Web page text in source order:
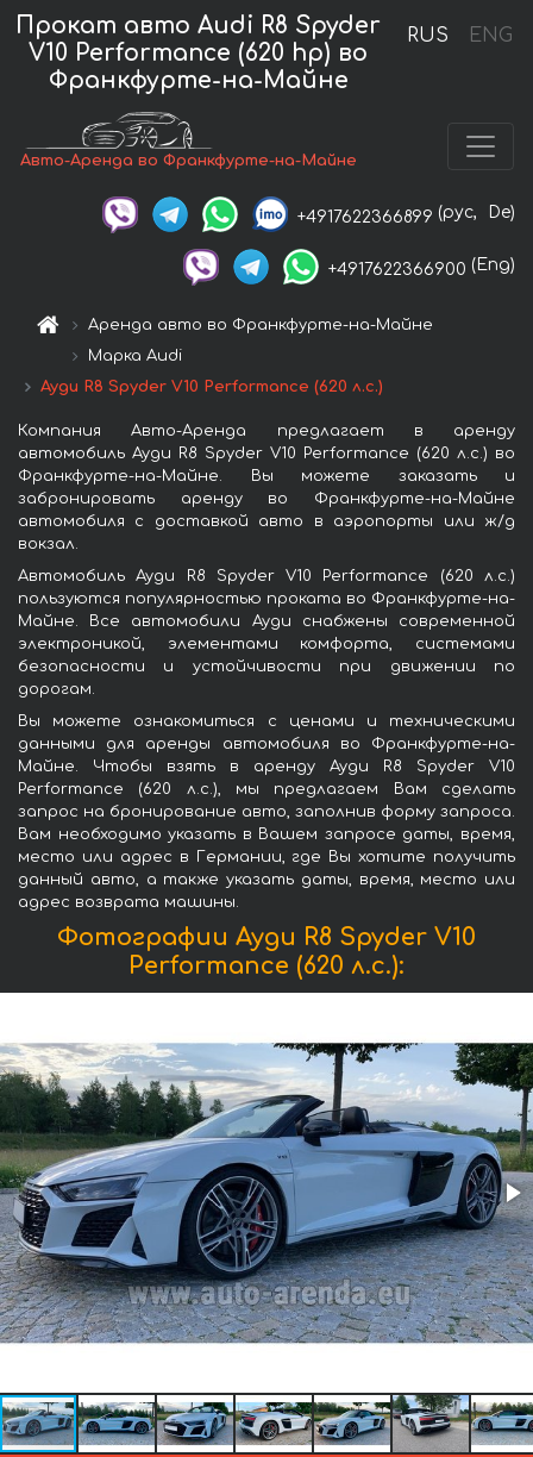
RUS ENG
Прокат авто Audi R8 Spyder
V10 Performance (620 hp) во
Франкфурте-на-Майне
Авто-Аренда во Франкфурте-на-Майне
+4917622366899 (рус, De)
+4917622366900 (Eng)
Аренда авто во Франкфурте-на-Майне
Марка Audi
Ауди R8 Spyder V10 Performance (620 л.с.)
Компания Авто-Аренда предлагает в аренду
автомобиль Ауди R8 Spyder V10 Performance (620 л.с.) во
Франкфурте-на-Майне. Вы можете заказать и
забронировать аренду во Франкфурте-на-Майне
автомобиля с доставкой авто в аэропорты или ж/д
вокзал.
Автомобиль Ауди R8 Spyder V10 Performance (620 л.с.)
пользуются популярностью проката во Франкфурте-на-
Майне. Все автомобили Ауди снабжены современной
электроникой, элементами комфорта, системами
безопасности и устойчивости при движении по
дорогам.
Вы можете ознакомиться с ценами и техническими
данными для аренды автомобиля во Франкфурте-на-
Майне. Чтобы взять в аренду Ауди R8 Spyder V10
Performance (620 л.с.), мы предлагаем Вам сделать
запрос на бронирование авто, заполнив форму запроса.
Вам необходимо указать в Вашем запросе даты, время,
место или адрес в Германии, где Вы хотите получить
данный авто, а также указать даты, время, место или
адрес возврата машины.
Фотографии Ауди R8 Spyder V10
Performance (620 л.с.):